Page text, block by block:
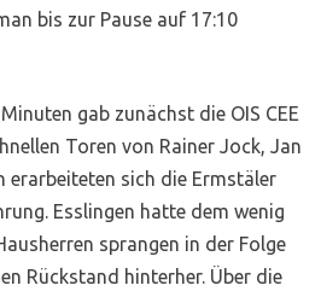
bis zur Pause auf 17:10
gab zunächst die OIS CEE
Toren von Rainer Jock, Jan
erarbeiteten sich die Ermstäler
Esslingen hatte dem wenig
sprangen in der Folge
Rückstand hinterher. Über die